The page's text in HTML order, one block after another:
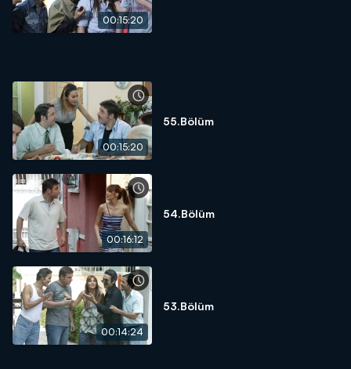
00:15:20
00:15:20
55.Bölüm
00:16:12
54.Bölüm
00:14:24
53.Bölüm